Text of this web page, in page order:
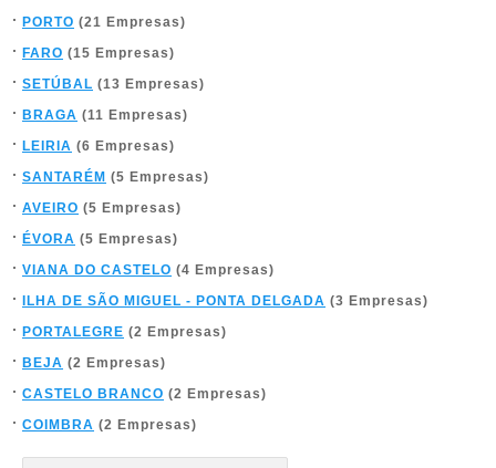
PORTO (21 Empresas)
FARO (15 Empresas)
SETÚBAL (13 Empresas)
BRAGA (11 Empresas)
LEIRIA (6 Empresas)
SANTARÉM (5 Empresas)
AVEIRO (5 Empresas)
ÉVORA (5 Empresas)
VIANA DO CASTELO (4 Empresas)
ILHA DE SÃO MIGUEL - PONTA DELGADA (3 Empresas)
PORTALEGRE (2 Empresas)
BEJA (2 Empresas)
CASTELO BRANCO (2 Empresas)
COIMBRA (2 Empresas)